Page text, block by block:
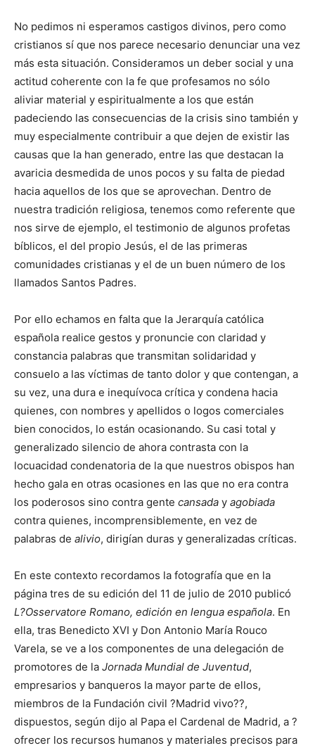
No pedimos ni esperamos castigos divinos, pero como
cristianos sí que nos parece necesario denunciar una vez
más esta situación. Consideramos un deber social y una
actitud coherente con la fe que profesamos no sólo
aliviar material y espiritualmente a los que están
padeciendo las consecuencias de la crisis sino también y
muy especialmente contribuir a que dejen de existir las
causas que la han generado, entre las que destacan la
avaricia desmedida de unos pocos y su falta de piedad
hacia aquellos de los que se aprovechan. Dentro de
nuestra tradición religiosa, tenemos como referente que
nos sirve de ejemplo, el testimonio de algunos profetas
bíblicos, el del propio Jesús, el de las primeras
comunidades cristianas y el de un buen número de los
llamados Santos Padres.
Por ello echamos en falta que la Jerarquía católica
española realice gestos y pronuncie con claridad y
constancia palabras que transmitan solidaridad y
consuelo a las víctimas de tanto dolor y que contengan, a
su vez, una dura e inequívoca crítica y condena hacia
quienes, con nombres y apellidos o logos comerciales
bien conocidos, lo están ocasionando. Su casi total y
generalizado silencio de ahora contrasta con la
locuacidad condenatoria de la que nuestros obispos han
hecho gala en otras ocasiones en las que no era contra
los poderosos sino contra gente cansada y agobiada
contra quienes, incomprensiblemente, en vez de
palabras de alivio, dirigían duras y generalizadas críticas.
En este contexto recordamos la fotografía que en la
página tres de su edición del 11 de julio de 2010 publicó
L?Osservatore Romano, edición en lengua española. En
ella, tras Benedicto XVI y Don Antonio María Rouco
Varela, se ve a los componentes de una delegación de
promotores de la Jornada Mundial de Juventud,
empresarios y banqueros la mayor parte de ellos,
miembros de la Fundación civil ?Madrid vivo??,
dispuestos, según dijo al Papa el Cardenal de Madrid, a ?
ofrecer los recursos humanos y materiales precisos para